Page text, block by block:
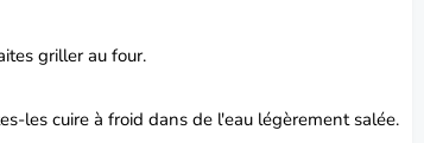
griller au four.
les cuire à froid dans de l'eau légèrement salée.